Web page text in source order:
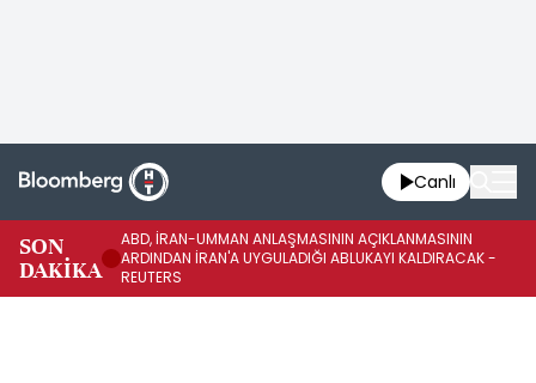
Canlı
SON
DAKİKA
ABD, İRAN-UMMAN ANLAŞMASININ AÇIKLANMASININ
ARDINDAN İRAN'A UYGULADIĞI ABLUKAYI KALDIRACAK -
REUTERS